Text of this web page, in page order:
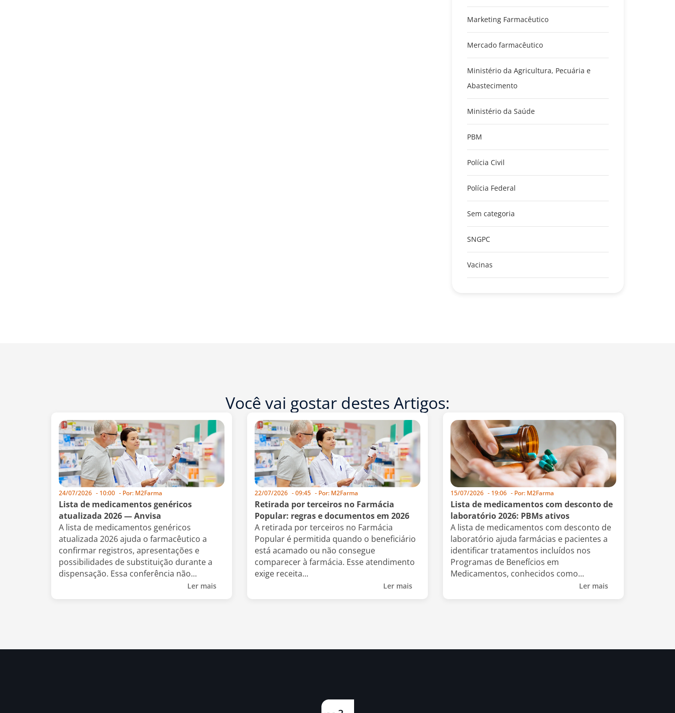
Marketing Farmacêutico
Mercado farmacêutico
Ministério da Agricultura, Pecuária e
Abastecimento
Ministério da Saúde
PBM
Polícia Civil
Polícia Federal
Sem categoria
SNGPC
Vacinas
Você vai gostar destes Artigos:
24/07/2026 - 10:00 - Por: M2Farma
Lista de medicamentos genéricos
atualizada 2026 — Anvisa
A lista de medicamentos genéricos
atualizada 2026 ajuda o farmacêutico a
confirmar registros, apresentações e
possibilidades de substituição durante a
dispensação. Essa conferência não...
Ler mais
22/07/2026 -09:45 - Por: M2Farma
Retirada por terceiros no Farmácia
Popular: regras e documentos em 2026
A retirada por terceiros no Farmácia
Popular é permitida quando o beneficiário
está acamado ou não consegue
comparecer à farmácia. Esse atendimento
exige receita...
Ler mais
15/07/2026 - 19:06 - Por: M2Farma
Lista de medicamentos com desconto de
laboratório 2026: PBMs ativos
A lista de medicamentos com desconto de
laboratório ajuda farmácias e pacientes a
identificar tratamentos incluídos nos
Programas de Benefícios em
Medicamentos, conhecidos como...
Ler mais